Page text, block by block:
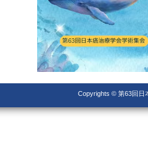
Copyrights © 第63回日